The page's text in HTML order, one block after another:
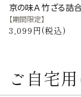
京の味Ａ 竹ざる詰
【期間限定】
3,099円(税込)
ご自宅